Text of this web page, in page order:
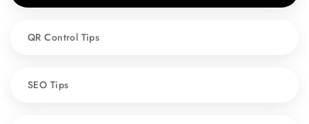
QR Control Tips
SEO Tips